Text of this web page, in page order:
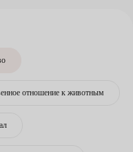
отношение к животным